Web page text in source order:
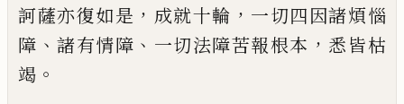
訶薩亦復如是 ， 成就十輪 ， 一切四因諸煩惱
障 、諸有情障 、 一切法障苦報根本 ， 悉皆枯
竭 。